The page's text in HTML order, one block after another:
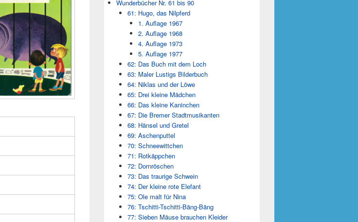
Wunderbücher Nr. 61 bis 90
61: Hugo, das Nilpferd
1. Auflage 1967
2. Auflage 1968
4. Auflage 1973
5. Auflage 1977
62: Das Buch mit dem Loch
63: Maler Lustigs Bilderbuch
64: Niklas und der Löwe
65: Drei kleine Mädchen
66: Das kleine Kaninchen
67: Die Bremer Stadtmusikanten
68: Hänsel und Gretel
69: Aschenputtel
70: Schneewittchen
71: Rotkäppchen
72: Dornröschen
73: Das traurige Schwein
74: Der kleine rote Elefant
75: Ole malt für Nina
76: Tschitti-Tschitti-Bäng-Bäng
77: Sieben Mäuse brauchen Kleider